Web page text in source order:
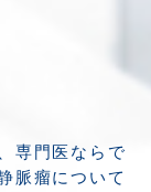
専門医ならで
脈瘤について